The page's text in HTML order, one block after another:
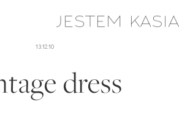
13.12.10
dress